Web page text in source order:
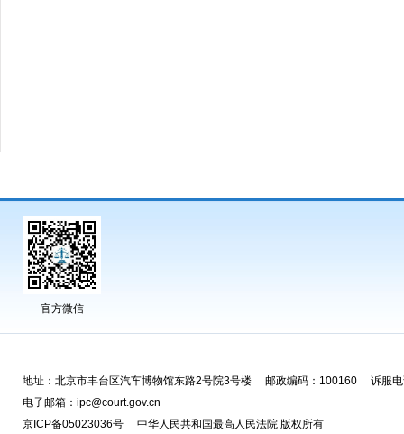
官方微信
地址：北京市丰台区汽车博物馆东路2号院3号楼 邮政编码：100160 诉服
电子邮箱：ipc@court.gov.cn
京ICP备05023036号 中华人民共和国最高人民法院 版权所有